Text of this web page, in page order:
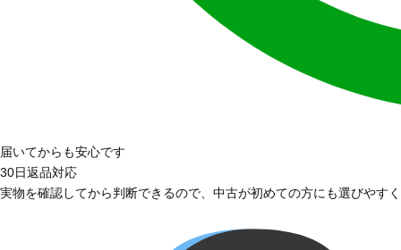
届いてからも安心です
30日返品対応
実物を確認してから判断できるので、中古が初めての方にも選びやす